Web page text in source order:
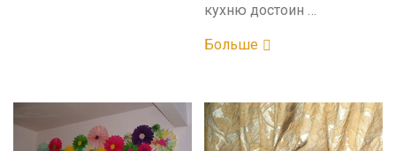
кухню достоин …
Больше